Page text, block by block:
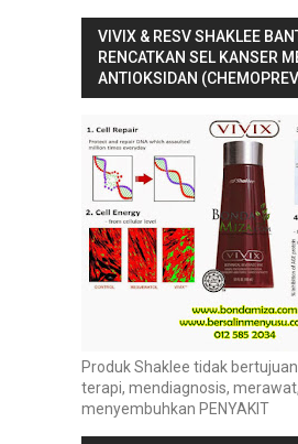
VIVIX & RESV SHAKLEE
RENCATKAN SEL KANSER
ANTIOKSIDAN
Produk Shaklee tidak
terapi, mendiagnosis, merawat,
menyembuhkan PENYAKIT